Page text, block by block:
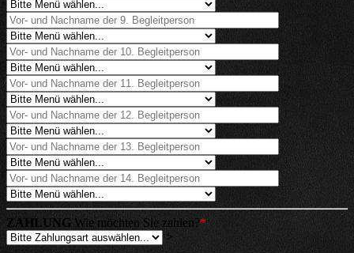
ZAHLUNG Wie möchten Sie zahlen?*
>